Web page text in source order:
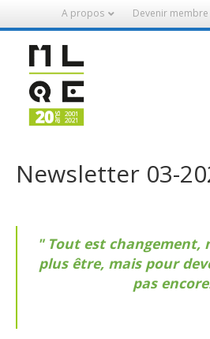
A propos Devenir membre
Newsletter 03-
Tout est changement,
plus être, mais pour
pas